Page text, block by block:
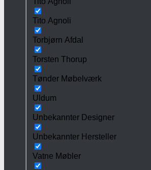
Tito Agnoli
Torbjørn Afdal
Torsten Thorup
Tønder Møbelværk
Uldum
Unbekannter Designer
Unbekannter Hersteller
Vatne Møbler